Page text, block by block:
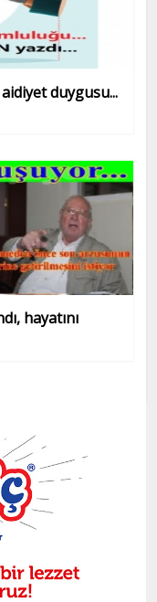
duygusu...
hayatını